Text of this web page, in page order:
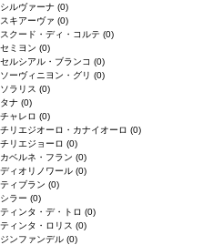
シルヴァーナ (0)
スキアーヴァ (0)
スクード・ディ・コルテ (0)
セミヨン (0)
セルシアル・ブランコ (0)
ソーヴィニヨン・グリ (0)
ソラリス (0)
タナ (0)
チャレロ (0)
チリエジオーロ・カナイオーロ (0)
チリエジョーロ (0)
カベルネ・フラン (0)
ディオリノワール (0)
ティブラン (0)
シラー (0)
ティンタ・デ・トロ (0)
ティンタ・ロリス (0)
ジンファンデル (0)